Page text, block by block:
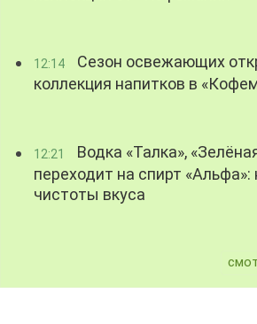
12:14
Сезон освежающих
коллекция напитков в
12:21
Водка «Талка»,
переходит на спирт
чистоты вкуса